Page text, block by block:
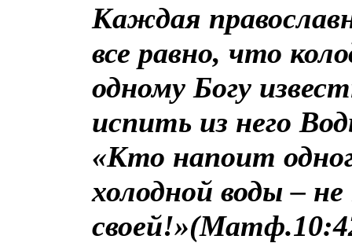
Каждая
все равно, что
одному Богу
испить из него
«Кто напоит
холодной воды –